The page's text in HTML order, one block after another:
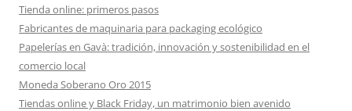
Tienda online: primeros pasos
Fabricantes de maquinaria para packaging ecológico
Papelerías en Gavà: tradición, innovación y sostenibilidad en el
comercio local
Moneda Soberano Oro 2015
Tiendas online y Black Friday, un matrimonio bien avenido